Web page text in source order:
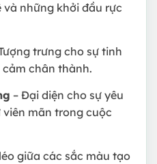
và những khởi đầu rực
trưng cho sự tinh
chân thành.
– Đại diện cho sự yêu
mãn trong cuộc
giữa các sắc màu tạo